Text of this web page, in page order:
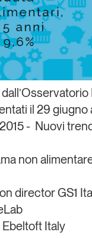
Osservatorio
il 29 giugno
- Nuovi
non
director GS1
Italy